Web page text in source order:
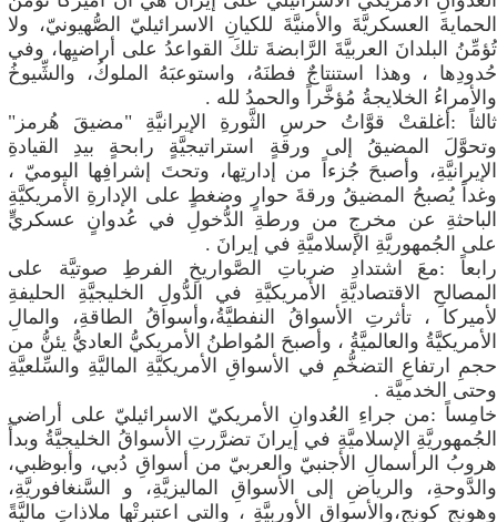
الحمايةَ العسكريَّةَ والأمنيَّةَ للكيانِ الاسرائيليّ الصُّهيونيّ، ولا
تُؤمِّنُ البلدانَ العربيَّةَ الرَّابضةَ تلكَ القواعدُ على أراضيِها، وفي
حُدودِها ، وهذا استنتاجٌ فطنَهُ، واستوعبَهُ الملوكُ، والشِّيوخُ
والأمراءُ الخلايجةُ مُؤخَّراً والحمدُ لله .
​ثالثاً :أغلقتْ قوَّاتُ حرسِ الثَّورةِ الإيرانيَّةِ "مضيقَ هُرمز"
وتحوَّلَ المضيقُ إلى ورقةٍ استراتيجيَّةٍ رابحةٍ بيدِ القيادةِ
الإيرانيَّةِ، وأصبحَ جُزءاً من إدارتِها، وتحتَ إشرافِها اليوميّ ،
وغداً يُصبحُ المضيقُ ورقةَ حوارٍ وضغطٍ على الإدارةِ الأمريكيَّةِ
الباحثةِ عن مخرجٍ من ورطةِ الدُّخولِ في عُدوانٍ عسكريٍّ
على الجُمهوريَّةِ الإسلاميَّةِ في إيرانَ .
​رابعاً :معَ اشتدادِ ضرباتِ الصَّواريخِ الفرطِ صوتيَّة على
المصالحِ الاقتصاديَّةِ الأمريكيَّةِ في الدُّولِ الخليجيَّةِ الحليفةِ
لأميركا ، تأثرتِ الأسواقُ النفطيَّةُ،وأسواقُ الطاقةِ، والمالِ
الأمريكيَّةُ والعالميَّةُ ، وأصبحَ المُواطنُ الأمريكيُّ العاديُّ يئنُّ من
حجمِ ارتفاعِ التضخُّمِ في الأسواقِ الأمريكيَّةِ الماليَّةِ والسِّلعيَّةِ
وحتى الخدميَّة .
​خامِساً :من جراءِ العُدوانِ الأمريكيّ الاسرائيليّ على أراضي
الجُمهوريَّةِ الإسلاميَّةِ في إيرانَ تضرَّرتِ الأسواقُ الخليجيَّةُ وبدأَ
هروبُ الرأسمالِ الأجنبيّ والعربيّ من أسواقِ دُبي، وأبوظبي،
والدَّوحةِ، والرياضِ إلى الأسواقِ الماليزيَّةِ، و السَّنغافوريَّةِ،
وهونج كونج،والأسواقِ الأوربيَّةِ ، والتي اعتبرتْها ملاذاتٍ ماليَّةً